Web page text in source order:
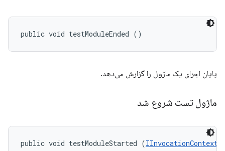
public void testModuleEnded ()
پایان اجرای یک ماژول را گزارش می‌دهد.
ماژول تست شروع شد
public void testModuleStarted (IInvocationContext